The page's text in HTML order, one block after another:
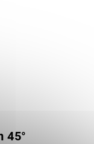
45°